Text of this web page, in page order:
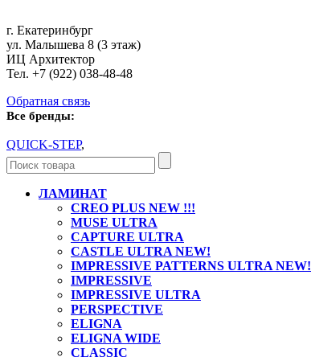
г. Екатеринбург
ул. Малышева 8 (3 этаж)
ИЦ Архитектор
Тел. +7 (922) 038-48-48
Обратная связь
Все бренды:
QUICK-STEP,
ЛАМИНАТ
CREO PLUS NEW !!!
MUSE ULTRA
CAPTURE ULTRA
CASTLE ULTRA NEW!
IMPRESSIVE PATTERNS ULTRA NEW!
IMPRESSIVE
IMPRESSIVE ULTRA
PERSPECTIVE
ELIGNA
ELIGNA WIDE
CLASSIC